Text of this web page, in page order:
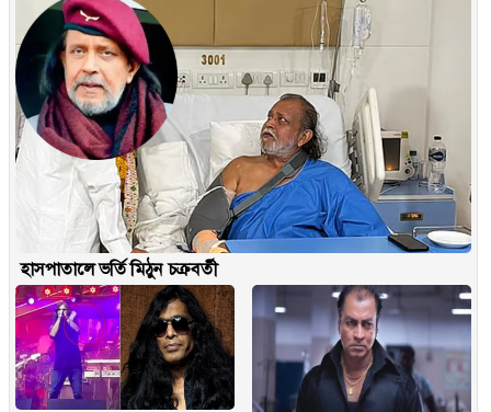
হাসপাতালে ভর্তি মিঠুন চক্রবর্তী